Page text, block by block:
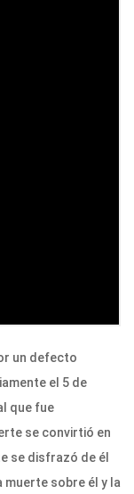
un defecto
el 5 de
que fue
se convirtió en
se disfrazó de él
sobre él y la